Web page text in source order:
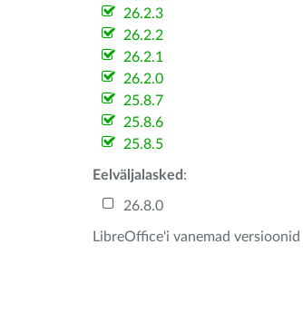
26.2.3
26.2.2
26.2.1
26.2.0
25.8.7
25.8.6
25.8.5
Eelväljalasked :
26.8.0
LibreOffice'i vanemad